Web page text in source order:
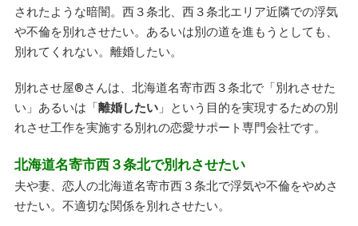
されたような暗闇。西３条北、西３条北エリア近隣での浮気
や不倫を別れさせたい。あるいは別の道を進もうとしても、
別れてくれない。離婚したい。
別れさせ屋®さんは、北海道名寄市西３条北で「別れさせた
い」あるいは「離婚したい 」という目的を実現するための別
れさせ工作を実施する別れの恋愛サポート専門会社です。
北海道名寄市西３条北で別れさせたい
夫や妻、恋人の北海道名寄市西３条北で浮気や不倫をやめさ
せたい。不適切な関係を別れさせたい。